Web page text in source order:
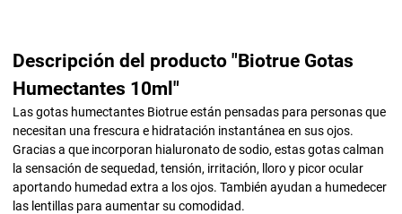
Descripción del producto "Biotrue Gotas
Humectantes 10ml"
Las gotas humectantes Biotrue están pensadas para personas que
necesitan una frescura e hidratación instantánea en sus ojos.
Gracias a que incorporan hialuronato de sodio, estas gotas calman
la sensación de sequedad, tensión, irritación, lloro y picor ocular
aportando humedad extra a los ojos. También ayudan a humedecer
las lentillas para aumentar su comodidad.